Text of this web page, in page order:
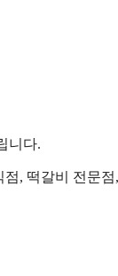
니다.
, 떡갈비 전문